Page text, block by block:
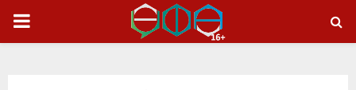
ОСНОВНОЕ